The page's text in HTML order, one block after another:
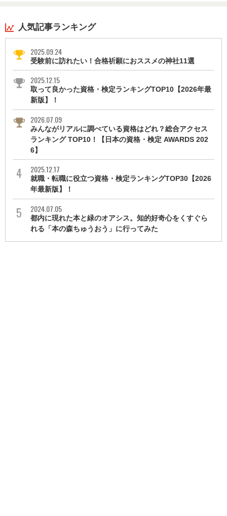
人気記事ランキング
2025.09.24
受験前に訪れたい！合格祈願におススメの神社11選
2025.12.15
取って良かった資格・検定ランキングTOP10【2026年最
新版】！
2026.07.09
みんながリアルに調べている資格はどれ？総合アクセス
ランキング TOP10！【日本の資格・検定 AWARDS 202
6】
2025.12.17
就職・転職に役立つ資格・検定ランキングTOP30【2026
年最新版】！
2024.07.05
都内に現れた本と緑のオアシス。知的好奇心をくすぐら
れる「本の森ちゅうおう」に行ってみた